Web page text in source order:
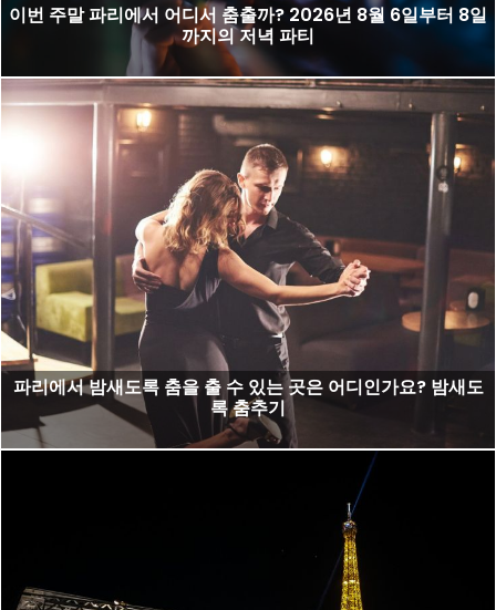
이번 주말 파리에서 어디서 춤출까? 2026년 8월 6일부터 8일
까지의 저녁 파티
파리에서 밤새도록 춤을 출 수 있는 곳은 어디인가요? 밤새도
록 춤추기